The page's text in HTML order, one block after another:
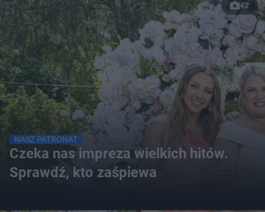
42
NASZ PATRONAT
Czeka nas impreza wielkich hitów.
Sprawdź, kto zaśpiewa